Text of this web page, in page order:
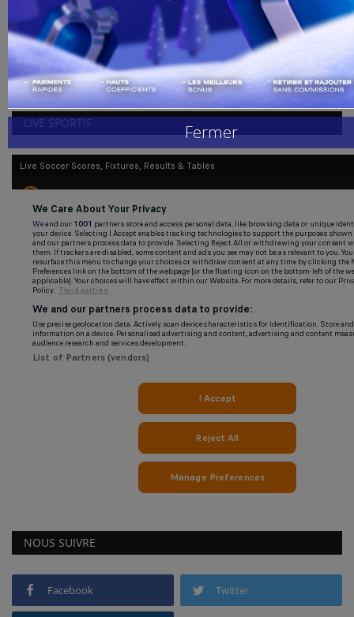
Handball
Buzz de Sport
Combat
Replay
Gallerie
admin fév 15, 2022 0
Connu comme une légende de Chelsea, Didier Drogba a totalement
confiance au Belge,...
LIVE SPORTIF
NOUS SUIVRE
Facebook Twitter
Fermer